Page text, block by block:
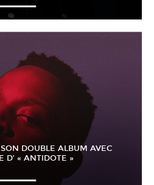
DOUBLE ALBUM AVEC
D’ « ANTIDOTE »